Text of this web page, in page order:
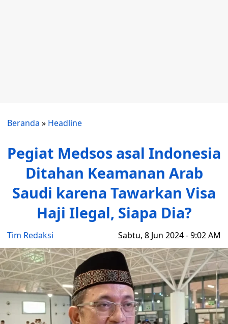
Beranda » Headline
Pegiat Medsos asal Indonesia
Ditahan Keamanan Arab
Saudi karena Tawarkan Visa
Haji Ilegal, Siapa Dia?
Tim Redaksi Sabtu, 8 Jun 2024 - 9:02 AM